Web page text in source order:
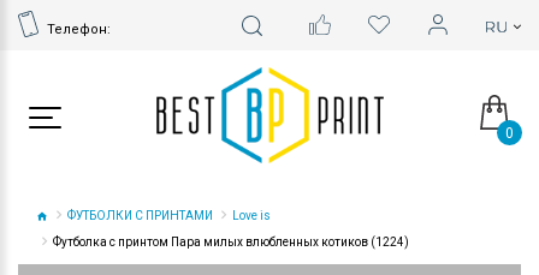
Телефон:
0
ФУТБОЛКИ С ПРИНТАМИ
Love is
Футболка с принтом Пара милых влюбленных котиков (1224)